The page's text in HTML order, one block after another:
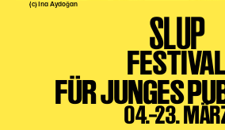
(c) Ina Aydoğan
SLUP
FÜR JUNGES
04.–23.